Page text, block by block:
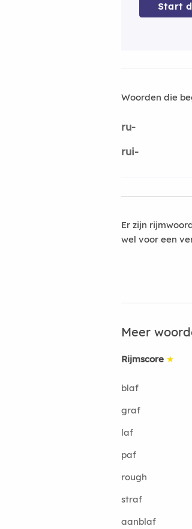
Start
Woorden die
ru-
rui-
Er zijn
wel voor een
Meer
Rijmscore ★
blaf
graf
laf
paf
rough
straf
aanblaf